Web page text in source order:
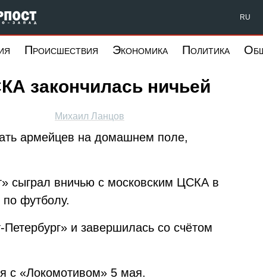
Северо-Запад RU
Происшествия Экономика Политика
закончилась ничьей
Михаил Ланцов
армейцев на домашнем поле,
сыграл вничью с московским ЦСКА в
по футболу.
и завершилась со счётом
с «Локомотивом» 5 мая.